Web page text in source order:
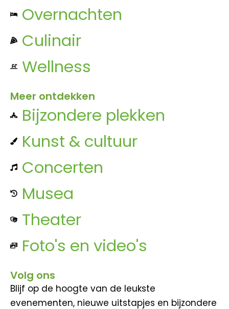
Overnachten
Culinair
Wellness
Meer ontdekken
Bijzondere plekken
Kunst & cultuur
Concerten
Musea
Theater
Foto's en video's
Volg ons
Blijf op de hoogte van de leukste
evenementen, nieuwe uitstapjes en bijzondere